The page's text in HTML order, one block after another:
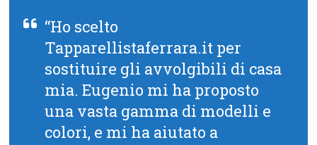
“Ho scelto
Tapparellistaferrara.it per
sostituire gli avvolgibili di casa
mia. Eugenio mi ha proposto
una vasta gamma di modelli e
colori, e mi ha aiutato a